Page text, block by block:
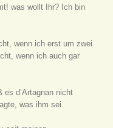
was wollt Ihr? Ich bin
wenn ich erst um zwei
wenn ich auch gar
es d’Artagnan nicht
was ihm sei.